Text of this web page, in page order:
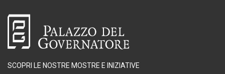
SCOPRI LE NOSTRE MOSTRE E INIZIATIVE